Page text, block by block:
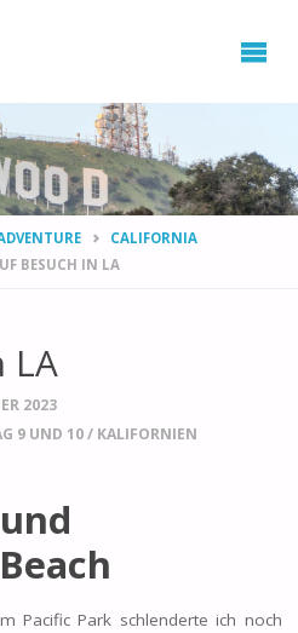
CALIFORNIA
BESUCH IN LA
LA
2023
9 UND 10/ KALIFORNIEN
Pacific Park schlenderte ich noch